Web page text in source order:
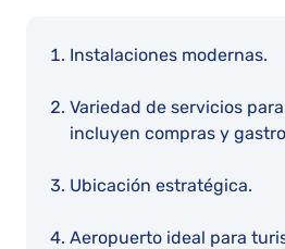
Instalaciones modernas.
Variedad de servicios
incluyen compras y
Ubicación estratégica.
Aeropuerto ideal para